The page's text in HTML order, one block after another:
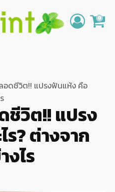
0
ดชีวิต!! แปรงฟันแห้ง คือ
ชีวิต!! แปรง
? ต่างจาก
ไร